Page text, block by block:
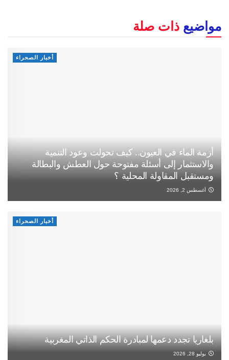
مواضيع ذات صلة
أخبار الصحراء
أزمة الماء في العيون.. كيف تحولت وعود التنمية
والاستثمار إلى أسئلة مفتوحة حول العطش والبطالة
ومستقبل المقاولة المحلية ؟
أغسطس 2, 2026
أخبار الصحراء
بلغاريا تجدد دعمها لمبادرة الحكم الذاتي المغربية
يوليو 28, 2026